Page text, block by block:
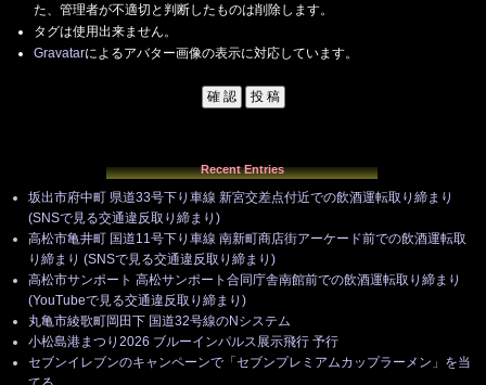
た、管理者が不適切と判断したものは削除します。
タグは使用出来ません。
Gravatarによるアバター画像の表示に対応しています。
Recent Entries
坂出市府中町 県道33号下り車線 新宮交差点付近での飲酒運転取り締まり
(SNSで見る交通違反取り締まり)
高松市亀井町 国道11号下り車線 南新町商店街アーケード前での飲酒運転取
り締まり (SNSで見る交通違反取り締まり)
高松市サンポート 高松サンポート合同庁舎南館前での飲酒運転取り締まり
(YouTubeで見る交通違反取り締まり)
丸亀市綾歌町岡田下 国道32号線のNシステム
小松島港まつり2026 ブルーインパルス展示飛行 予行
セブンイレブンのキャンペーンで「セブンプレミアムカップラーメン」を当